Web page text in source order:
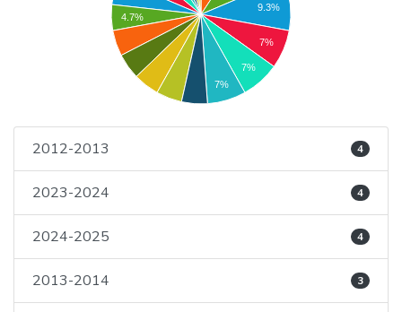
9.3%
7%
7%
7%
4.7%
2012-2013 4
2023-2024 4
2024-2025 4
2013-2014 3